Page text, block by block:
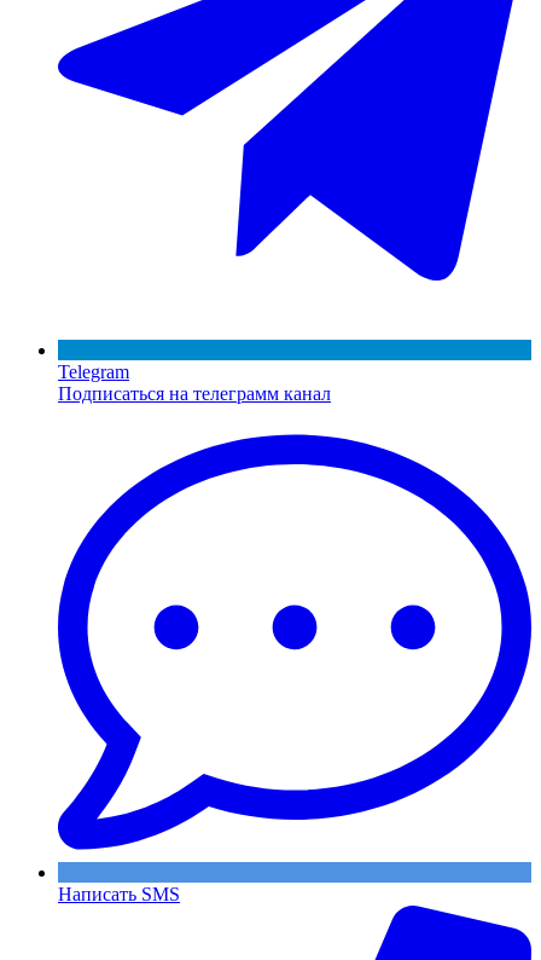
Telegram
Подписаться на телеграмм канал
Написать SMS